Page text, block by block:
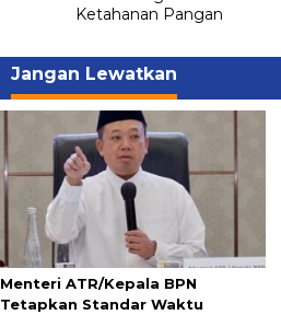
Ketahanan Pangan
Jangan Lewatkan
Menteri ATR/Kepala BPN
Tetapkan Standar Waktu